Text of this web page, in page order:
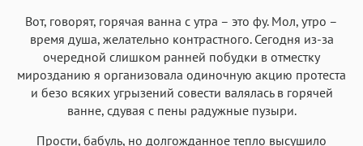
Вот, говорят, горячая ванна с утра – это фу. Мол, утро –
время душа, желательно контрастного. Сегодня из-за
очередной слишком ранней побудки в отместку
мирозданию я организовала одиночную акцию протеста
и безо всяких угрызений совести валялась в горячей
ванне, сдувая с пены радужные пузыри.
Прости, бабуль, но долгожданное тепло высушило